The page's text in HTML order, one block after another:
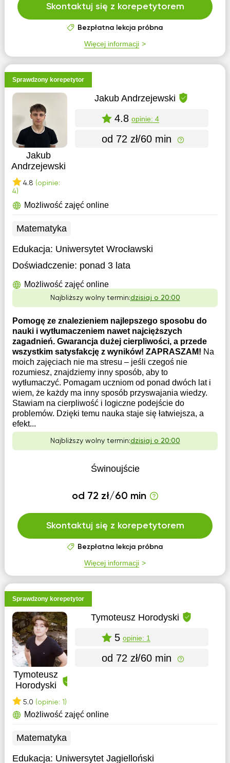
Skontaktuj się z korepetytorem
Bezpłatna lekcja próbna
Więcej informacji
Sprawdzony korepetytor
Jakub
Andrzejewski
4.8 (opinie:
4)
Jakub Andrzejewski
4.8 opinie: 4
od 72 zł/60 min
Możliwość zajęć online
Matematyka
Edukacja: Uniwersytet Wrocławski
Doświadczenie: ponad 3 lata
Możliwość zajęć online
Najbliższy wolny termin:dzisiaj o 20:00
Pomogę ze znalezieniem najlepszego sposobu do
nauki i wytłumaczeniem nawet najcięższych
zagadnień. Gwarancja dużej cierpliwości, a przede
wszystkim satysfakcję z wyników! ZAPRASZAM! Na
moich zajęciach nie ma stresu – jeśli czegoś nie
rozumiesz, znajdziemy inny sposób, aby to
wytłumaczyć. Pomagam uczniom od ponad dwóch lat i
wiem, że każdy ma inny sposób przyswajania wiedzy.
Stawiam na cierpliwość i logiczne podejście do
problemów. Dzięki temu nauka staje się łatwiejsza, a
efekt...
Najbliższy wolny termin:dzisiaj o 20:00
Świnoujście
od 72 zł/60 min
Skontaktuj się z korepetytorem
Bezpłatna lekcja próbna
Więcej informacji
Sprawdzony korepetytor
Tymoteusz
Horodyski
5.0 (opinie: 1)
Tymoteusz Horodyski
5 opinie: 1
od 72 zł/60 min
Możliwość zajęć online
Matematyka
Edukacja: Uniwersytet Jagielloński